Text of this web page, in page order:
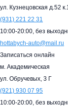
ул. Кузнецовская д.52
(931) 221 22 31
10:00-20:00, без
hottabych-auto@mail.ru
Записаться онлайн
м. Академическая
ул. Обручевых, 3 Г
(921) 930 07 95
10:00-20:00, без